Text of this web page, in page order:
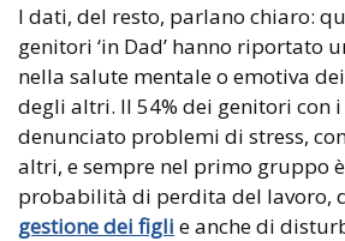
I dati, del resto, parlano chiaro:
genitori ‘in Dad’ hanno riportato
nella salute mentale o emotiva
degli altri. Il 54% dei genitori con
denunciato problemi di stress,
altri, e sempre nel primo gruppo
probabilità di perdita del lavoro,
gestione dei figli e anche di